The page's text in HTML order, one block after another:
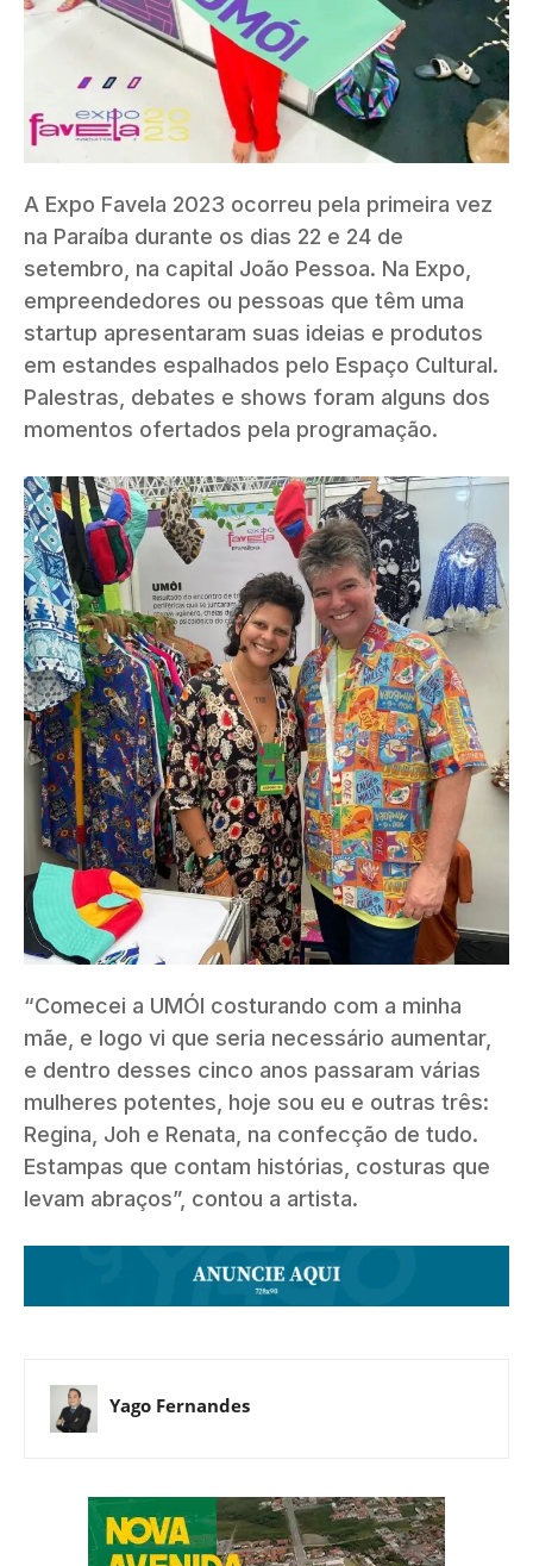
A Expo Favela 2023 ocorreu pela primeira vez
na Paraíba durante os dias 22 e 24 de
setembro, na capital João Pessoa. Na Expo,
empreendedores ou pessoas que têm uma
startup apresentaram suas ideias e produtos
em estandes espalhados pelo Espaço Cultural.
Palestras, debates e shows foram alguns dos
momentos ofertados pela programação.
“Comecei a UMÓI costurando com a minha
mãe, e logo vi que seria necessário aumentar,
e dentro desses cinco anos passaram várias
mulheres potentes, hoje sou eu e outras três:
Regina, Joh e Renata, na confecção de tudo.
Estampas que contam histórias, costuras que
levam abraços”, contou a artista.
Yago Fernandes